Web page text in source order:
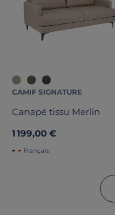
CAMIF SIGNATURE
Canapé tissu Merlin
1 199,00 €
Français